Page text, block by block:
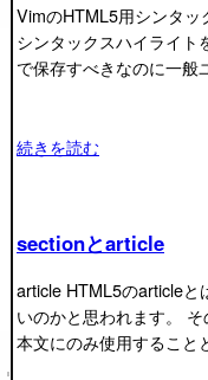
VimのHTML5用シンタッ
シンタックスハイライ
で保存すべきなのに一
続きを読む
sectionとarticle
article HTML5のarticleと
いのかと思われます。
本文にのみ使用するこ